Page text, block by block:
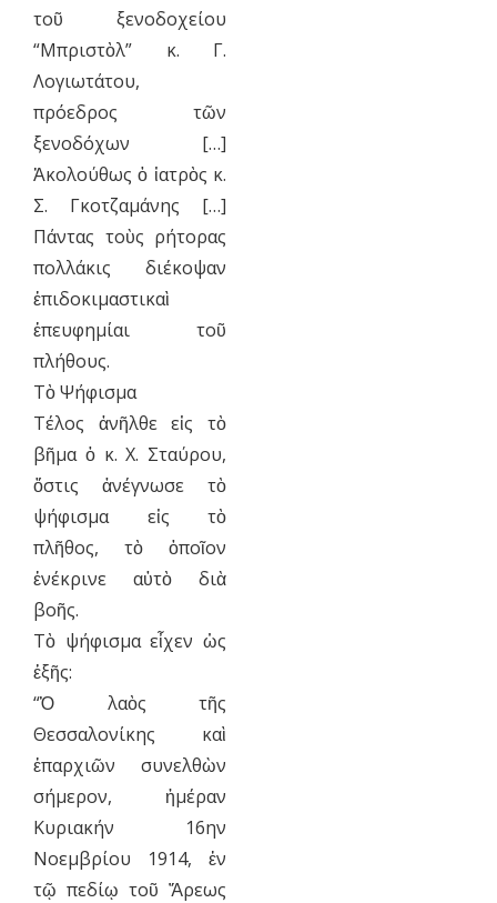
τοῦ ξενοδοχείου
“Μπριστὸλ” κ. Γ.
Λογιωτάτου,
πρόεδρος τῶν
ξενοδόχων […]
Ἀκολούθως ὁ ἰατρὸς κ.
Σ. Γκοτζαμάνης […]
Πάντας τοὺς ρήτορας
πολλάκις διέκοψαν
ἐπιδοκιμαστικαὶ
ἐπευφημίαι τοῦ
πλήθους.
Τὸ Ψήφισμα
Τέλος ἀνῆλθε εἰς τὸ
βῆμα ὁ κ. Χ. Σταύρου,
ὅστις ἀνέγνωσε τὸ
ψήφισμα εἰς τὸ
πλῆθος, τὸ ὁποῖον
ἐνέκρινε αὐτὸ διὰ
βοῆς.
Τὸ ψήφισμα εἶχεν ὡς
ἑξῆς:
“Ὁ λαὸς τῆς
Θεσσαλονίκης καὶ
ἐπαρχιῶν συνελθὼν
σήμερον, ἡμέραν
Κυριακήν 16ην
Νοεμβρίου 1914, ἐν
τῷ πεδίῳ τοῦ Ἄρεως